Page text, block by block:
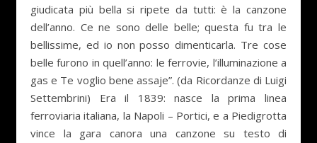
giudicata più bella si ripete da tutti: è la canzone
dell’anno. Ce ne sono delle belle; questa fu tra le
bellissime, ed io non posso dimenticarla. Tre cose
belle furono in quell’anno: le ferrovie, l’illuminazione a
gas e Te voglio bene assaje”. (da Ricordanze di Luigi
Settembrini) Era il 1839: nasce la prima linea
ferroviaria italiana, la Napoli – Portici, e a Piedigrotta
vince la gara canora una canzone su testo di